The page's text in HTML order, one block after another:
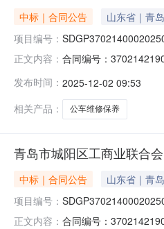
中标｜合同公告 山东省｜青
项目编号：
正文内容： 合同编号：
13012536111合同签
发布时间： 2025-12-02 09:53
相关产品：
公车维修保养
青岛市城阳区工商业联合
中标｜合同公告 山东省｜青
项目编号：
正文内容： 合同编号：